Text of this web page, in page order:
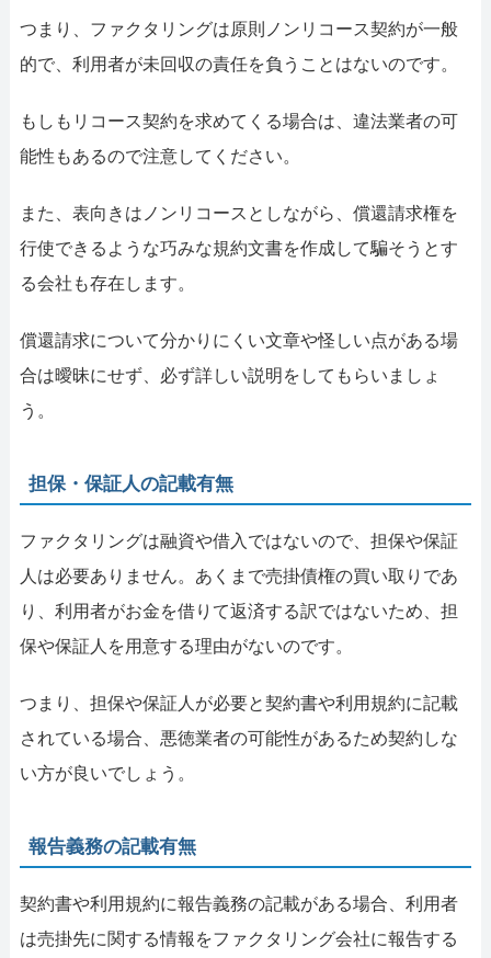
つまり、ファクタリングは原則ノンリコース契約が一般
的で、利用者が未回収の責任を負うことはないのです。
もしもリコース契約を求めてくる場合は、違法業者の可
能性もあるので注意してください。
また、表向きはノンリコースとしながら、償還請求権を
行使できるような巧みな規約文書を作成して騙そうとす
る会社も存在します。
償還請求について分かりにくい文章や怪しい点がある場
合は曖昧にせず、必ず詳しい説明をしてもらいましょ
う。
担保・保証人の記載有無
ファクタリングは融資や借入ではないので、担保や保証
人は必要ありません。あくまで売掛債権の買い取りであ
り、利用者がお金を借りて返済する訳ではないため、担
保や保証人を用意する理由がないのです。
つまり、担保や保証人が必要と契約書や利用規約に記載
されている場合、悪徳業者の可能性があるため契約しな
い方が良いでしょう。
報告義務の記載有無
契約書や利用規約に報告義務の記載がある場合、利用者
は売掛先に関する情報をファクタリング会社に報告する